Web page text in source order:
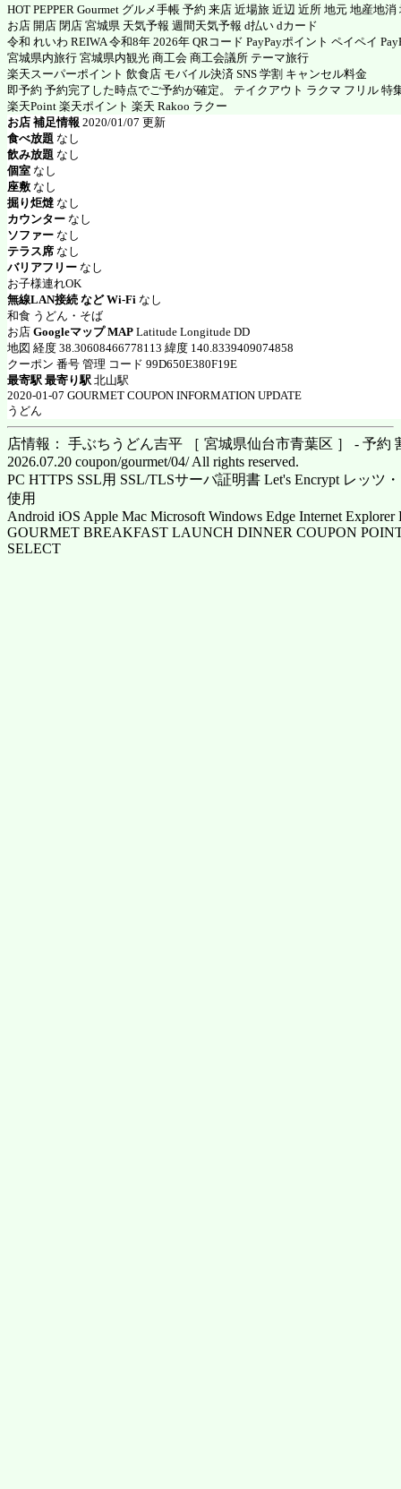
HOT PEPPER Gourmet グルメ手帳 予約 来店 近場旅 近辺 近所 地元 地産地
お店 開店 閉店 宮城県 天気予報 週間天気予報 d払い dカード
令和 れいわ REIWA 令和8年 2026年 QRコード PayPayポイント ペイペイ
宮城県内旅行 宮城県内観光 商工会 商工会議所 テーマ旅行
楽天スーパーポイント 飲食店 モバイル決済 SNS 学割 キャンセル料金
即予約 予約完了した時点でご予約が確定。 テイクアウト ラクマ フリル 特
楽天Point 楽天ポイント 楽天 Rakoo ラクー
お店 補足情報 2020/01/07 更新
食べ放題 なし
飲み放題 なし
個室 なし
座敷 なし
掘り炬燵 なし
カウンター なし
ソファー なし
テラス席 なし
バリアフリー なし
お子様連れOK
無線LAN接続 など Wi-Fi なし
和食 うどん・そば
お店 Googleマップ MAP Latitude Longitude DD
地図 経度 38.30608466778113 緯度 140.8339409074858
クーポン 番号 管理 コード 99D650E380F19E
最寄駅 最寄り駅 北山駅
2020-01-07 GOURMET COUPON INFORMATION UPDATE
うどん
店情報： 手ぶちうどん吉平 ［ 宮城県仙台市青葉区 ］ - 予約
2026.07.20 coupon/gourmet/04/ All rights reserved.
PC HTTPS SSL用 SSL/TLSサーバ証明書 Let's Encrypt レッツ
使用
Android iOS Apple Mac Microsoft Windows Edge Internet Explorer
GOURMET BREAKFAST LAUNCH DINNER COUPON
SELECT